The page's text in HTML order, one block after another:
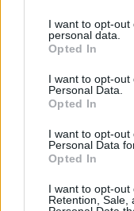
I want to opt-
personal data.
Opted In
I want to opt-out
Personal Data.
Opted In
I want to opt-
Personal Data
Opted In
I want to opt-out
Retention, Sale,
– Ci ratownicy,
medycznego
przez budżet
placówki, które te